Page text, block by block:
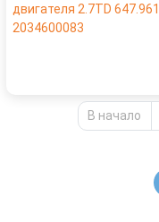
В начало